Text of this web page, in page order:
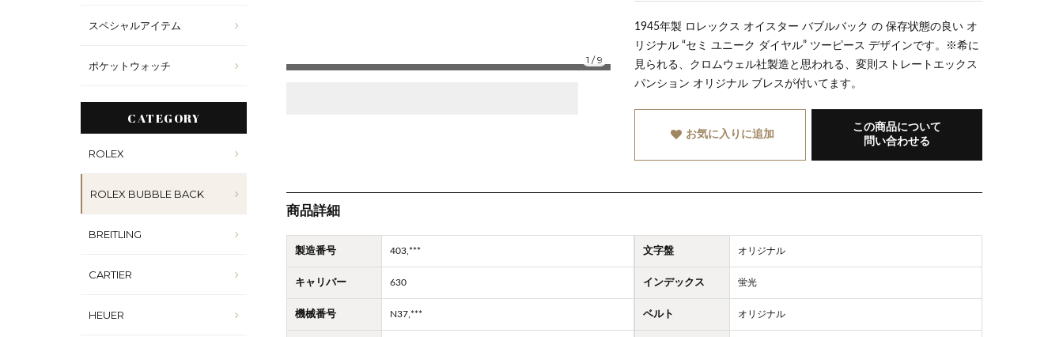
スペシャルアイテム
ポケットウォッチ
CATEGORY
ROLEX
ROLEX BUBBLE BACK
BREITLING
CARTIER
HEUER
1 /9
1945年製 ロレックス オイスター バブルバック の 保存状態の良い オ
リジナル “セミ ユニーク ダイヤル” ツーピース デザインです。※希に
見られる、クロムウェル社製造と思われる、変則ストレートエックス
パンション オリジナル ブレスが付いてます。
お気に入り に追加
この商品について
問い合わせる
商品詳細
製造番号 403,***
キャリバー 630
機械番号 N37,***
文字盤 オリジナル
インデックス 蛍光
ベルト オリジナル